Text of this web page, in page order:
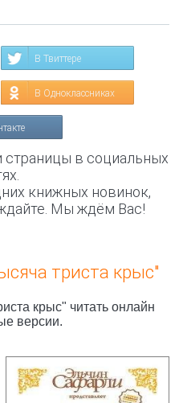
В Твиттере
В Одноклассниках
в социальных
книжных новинок,
Мы ждём Вас!
триста крыс"
крыс" читать онлайн
версии.